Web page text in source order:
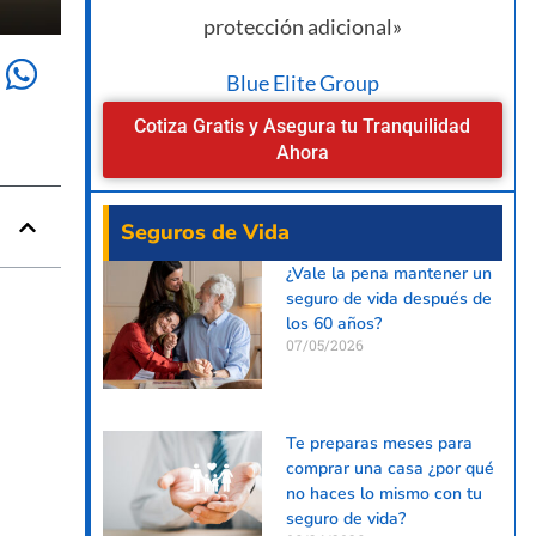
protección adicional»
Blue Elite Group
Cotiza Gratis y Asegura tu Tranquilidad
Ahora
Seguros de Vida
¿Vale la pena mantener un
seguro de vida después de
los 60 años?
07/05/2026
Te preparas meses para
comprar una casa ¿por qué
no haces lo mismo con tu
seguro de vida?